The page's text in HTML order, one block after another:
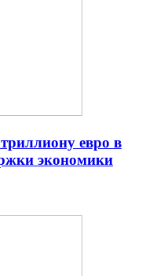
евро в
экономики